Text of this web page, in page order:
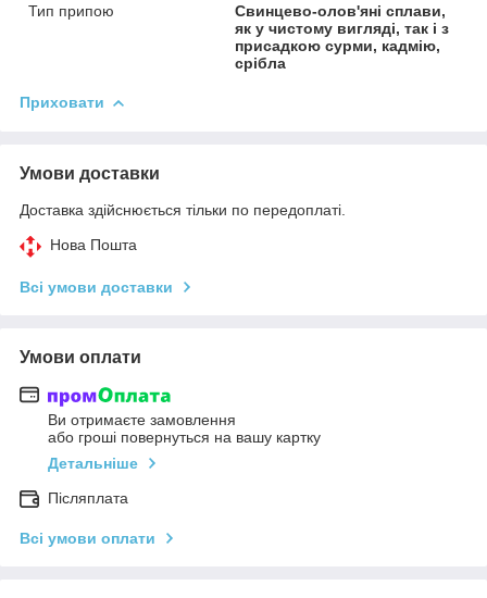
Тип припою
Свинцево-олов'яні сплави,
як у чистому вигляді, так і з
присадкою сурми, кадмію,
срібла
Приховати
Умови доставки
Доставка здійснюється тільки по передоплаті.
Нова Пошта
Всі умови доставки
Умови оплати
Ви отримаєте замовлення
або гроші повернуться на вашу картку
Детальніше
Післяплата
Всі умови оплати